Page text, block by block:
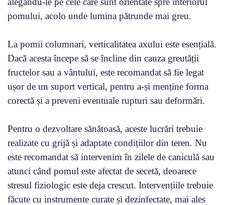
pomului, acolo unde lumina pătrunde mai greu.
La pomii columnari, verticalitatea axului este esențială.
Dacă acesta începe să se încline din cauza greutății
fructelor sau a vântului, este recomandat să fie legat
ușor de un suport vertical, pentru a-și menține forma
corectă și a preveni eventuale rupturi sau deformări.
Pentru o dezvoltare sănătoasă, aceste lucrări trebuie
realizate cu grijă și adaptate condițiilor din teren. Nu
este recomandat să intervenim în zilele de caniculă sau
atunci când pomul este afectat de secetă, deoarece
stresul fiziologic este deja crescut. Intervențiile trebuie
făcute cu instrumente curate și dezinfectate, mai ales